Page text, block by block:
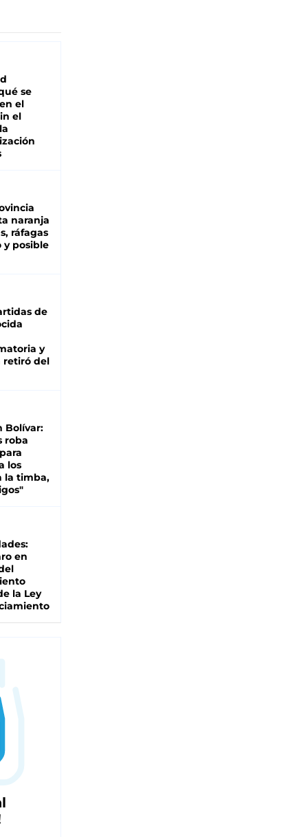
se
el
el
naranja
ráfagas
y posible
de
y
retiró del
Bolívar:
roba
los
la timba,
en
la Ley